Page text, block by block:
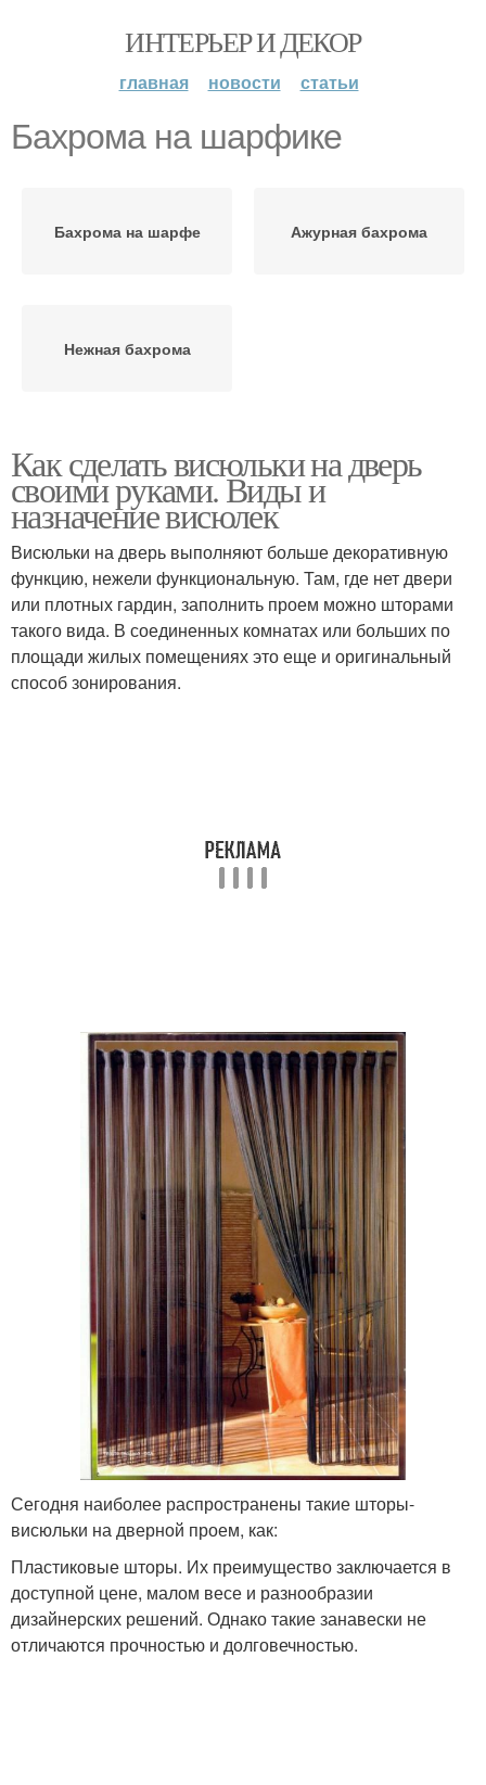
ИНТЕРЬЕР И ДЕКОР
главная новости статьи
Бахрома на шарфике
Бахрома на шарфе Ажурная бахрома
Нежная бахрома
Как сделать висюльки на дверь
своими руками. Виды и
назначение висюлек
Висюльки на дверь выполняют больше декоративную
функцию, нежели функциональную. Там, где нет двери
или плотных гардин, заполнить проем можно шторами
такого вида. В соединенных комнатах или больших по
площади жилых помещениях это еще и оригинальный
способ зонирования.
Сегодня наиболее распространены такие шторы-
висюльки на дверной проем, как:
Пластиковые шторы. Их преимущество заключается в
доступной цене, малом весе и разнообразии
дизайнерских решений. Однако такие занавески не
отличаются прочностью и долговечностью.